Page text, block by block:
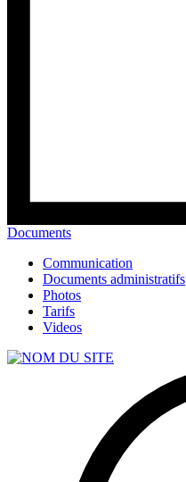
Documents
Communication
Documents administratifs
Photos
Tarifs
Videos